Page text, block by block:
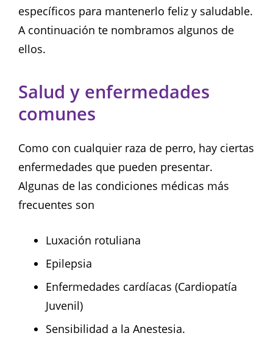
específicos para mantenerlo feliz y saludable.
A continuación te nombramos algunos de
ellos.
Salud y enfermedades
comunes
Como con cualquier raza de perro, hay ciertas
enfermedades que pueden presentar.
Algunas de las condiciones médicas más
frecuentes son
Luxación rotuliana
Epilepsia
Enfermedades cardíacas (Cardiopatía
Juvenil)
Sensibilidad a la Anestesia.